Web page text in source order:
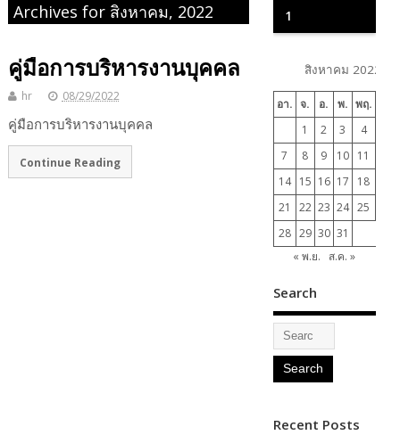
Archives for สิงหาคม, 2022
คู่มือการบริหารงานบุคคล
hr 08/29/2022
คู่มือการบริหารงานบุคคล
Continue Reading
1
สิงหาคม 2022
อา. จ. อ. พ. พฤ.
1
2 3 4
7
8 9 10 11
14
15 16 17 18
21
22 23 24 25
28 29 30 31
« พ.ย.
ส.ค. »
Search
Recent Posts